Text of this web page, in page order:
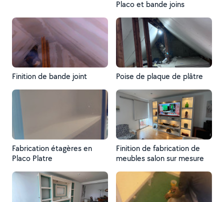
Placo et bande joins
Finition de bande joint Poise de plaque de plâtre
Fabrication étagères en
Placo Platre
Finition de fabrication de
meubles salon sur mesure